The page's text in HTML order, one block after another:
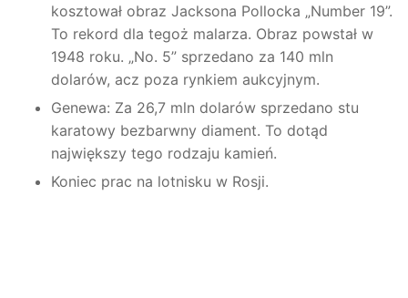
kosztował obraz Jacksona Pollocka „Number 19”.
To rekord dla tegoż malarza. Obraz powstał w
1948 roku. „No. 5” sprzedano za 140 mln
dolarów, acz poza rynkiem aukcyjnym.
Genewa: Za 26,7 mln dolarów sprzedano stu
karatowy bezbarwny diament. To dotąd
największy tego rodzaju kamień.
Koniec prac na lotnisku w Rosji.